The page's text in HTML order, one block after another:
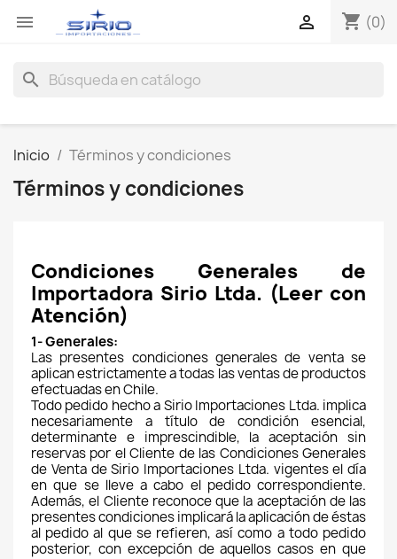
 shopping_cart (0)

search
Inicio Términos y condiciones
Términos y condiciones
Condiciones Generales de
Importadora Sirio Ltda. (Leer con
Atención)
1- Generales:
Las presentes condiciones generales de venta se
aplican estrictamente a todas las ventas de productos
efectuadas en Chile.
Todo pedido hecho a Sirio Importaciones Ltda. implica
necesariamente a título de condición esencial,
determinante e imprescindible, la aceptación sin
reservas por el Cliente de las Condiciones Generales
de Venta de Sirio Importaciones Ltda. vigentes el día
en que se lleve a cabo el pedido correspondiente.
Además, el Cliente reconoce que la aceptación de las
presentes condiciones implicará la aplicación de éstas
al pedido al que se refieren, así como a todo pedido
posterior, con excepción de aquellos casos en que